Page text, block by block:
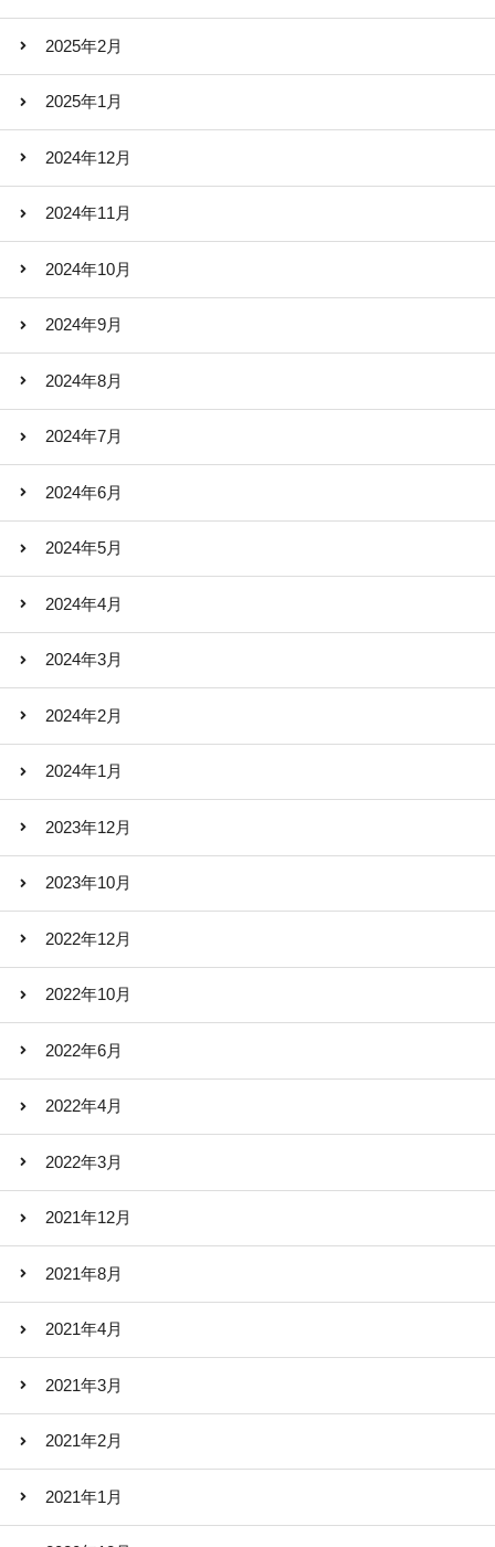
2025年2月
2025年1月
2024年12月
2024年11月
2024年10月
2024年9月
2024年8月
2024年7月
2024年6月
2024年5月
2024年4月
2024年3月
2024年2月
2024年1月
2023年12月
2023年10月
2022年12月
2022年10月
2022年6月
2022年4月
2022年3月
2021年12月
2021年8月
2021年4月
2021年3月
2021年2月
2021年1月